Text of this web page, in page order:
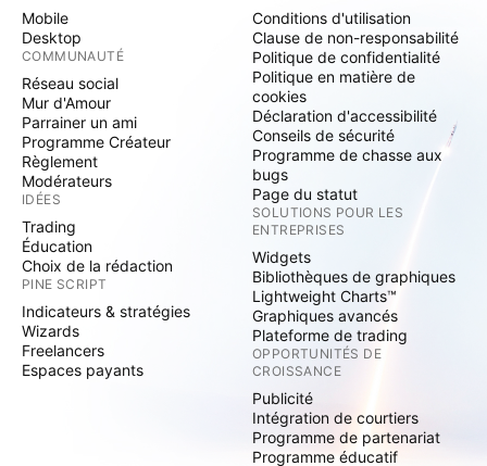
Mobile
Desktop
COMMUNAUTÉ
Réseau social
Mur d'Amour
Parrainer un ami
Programme Créateur
Règlement
Modérateurs
IDÉES
Trading
Éducation
Choix de la rédaction
PINE SCRIPT
Indicateurs & stratégies
Wizards
Freelancers
Espaces payants
Conditions d'utilisation
Clause de non-responsabilité
Politique de confidentialité
Politique en matière de
cookies
Déclaration d'accessibilité
Conseils de sécurité
Programme de chasse aux
bugs
Page du statut
SOLUTIONS POUR LES
ENTREPRISES
Widgets
Bibliothèques de graphiques
Lightweight Charts™
Graphiques avancés
Plateforme de trading
OPPORTUNITÉS DE
CROISSANCE
Publicité
Intégration de courtiers
Programme de partenariat
Programme éducatif